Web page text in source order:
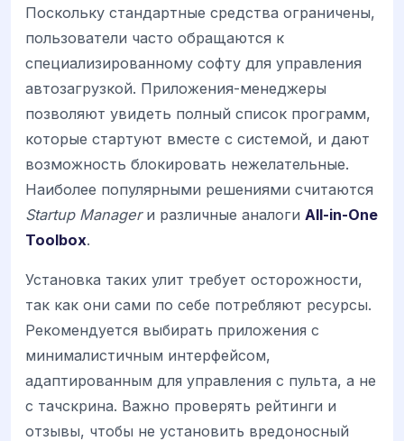
Поскольку стандартные средства ограничены,
пользователи часто обращаются к
специализированному софту для управления
автозагрузкой. Приложения-менеджеры
позволяют увидеть полный список программ,
которые стартуют вместе с системой, и дают
возможность блокировать нежелательные.
Наиболее популярными решениями считаются
Startup Managerи различные аналоги All-in-One
Toolbox.
Установка таких улит требует осторожности,
так как они сами по себе потребляют ресурсы.
Рекомендуется выбирать приложения с
минималистичным интерфейсом,
адаптированным для управления с пульта, а не
с тачскрина. Важно проверять рейтинги и
отзывы, чтобы не установить вредоносный